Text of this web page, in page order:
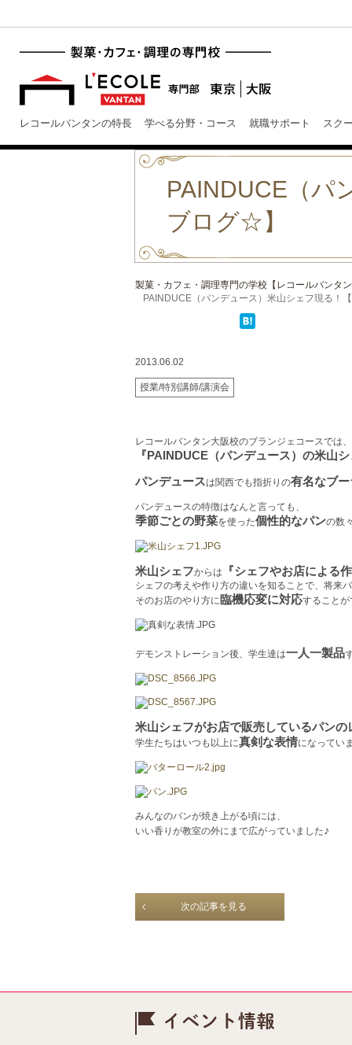
レコールバンタンの特長 学べる分野・コース 就職サポート スク
PAINDUCE（パ
ブログ☆】
製菓・カフェ・調理専門の学校【レコールバンタ
PAINDUCE（パンデュース）米山シェフ現る！
2013.06.02
授業/特別講師/講演会
レコールバンタン大阪校のブランジェコースでは、
『PAINDUCE（パンデュース）の米山
パンデュースは関西でも指折りの有名なブ
パンデュースの特徴はなんと言っても、
季節ごとの野菜を使った個性的なパンの数
米山シェフからは 『シェフやお店による
シェフの考えや作り方の違いを知ることで、将来
そのお店のやり方に臨機応変に対応すること
デモンストレーション後、学生達は一人一製品
米山シェフがお店で販売しているパンの
学生たちはいつも以上に真剣な表情になってい
みんなのパンが焼き上がる頃には、
いい香りが教室の外にまで広がっていました♪
次の記事を見る